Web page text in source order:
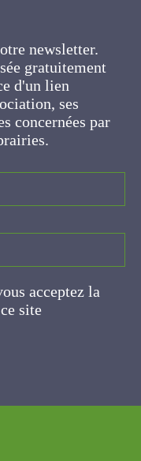
mise en place
l'Association,
et les
acceptez la
ce site